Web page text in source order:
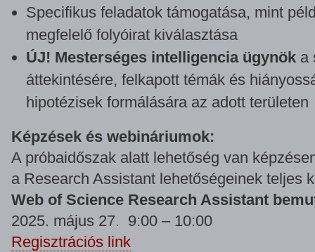
Specifikus feladatok támogatása, mint
megfelelő folyóirat kiválasztása
ÚJ! Mesterséges intelligencia ügynök a
áttekintésére, felkapott témák és
hipotézisek formálására az adott területen
Képzések és webináriumok:
A próbaidőszak alatt lehetőség van
a Research Assistant lehetőségeinek teljes
Web of Science Research Assistant
2025. május 27. 9:00 – 10:00
Regisztrációs link